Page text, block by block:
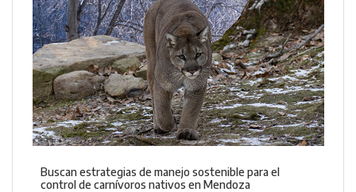
Buscan estrategias de manejo sostenible para el
control de carnívoros nativos en Mendoza